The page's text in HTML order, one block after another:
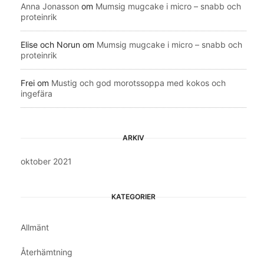
Anna Jonasson om Mumsig mugcake i micro – snabb och
proteinrik
Elise och Norun om Mumsig mugcake i micro – snabb och
proteinrik
Frei om Mustig och god morotssoppa med kokos och
ingefära
ARKIV
oktober 2021
KATEGORIER
Allmänt
Återhämtning